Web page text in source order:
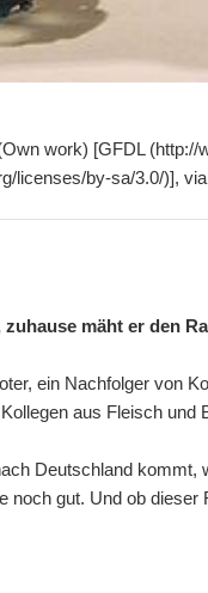
work) [GFDL
licenses/by-sa/3.0/)],
mäht er den
ein Nachfolger von
aus Fleisch
Deutschland kommt,
noch gut. Und ob